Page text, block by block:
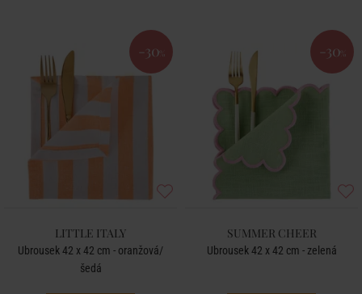
-30 %
LITTLE ITALY
Ubrousek 42 x 42 cm - oranžová/
šedá
-30 %
SUMMER CHEER
Ubrousek 42 x 42 cm - zelená